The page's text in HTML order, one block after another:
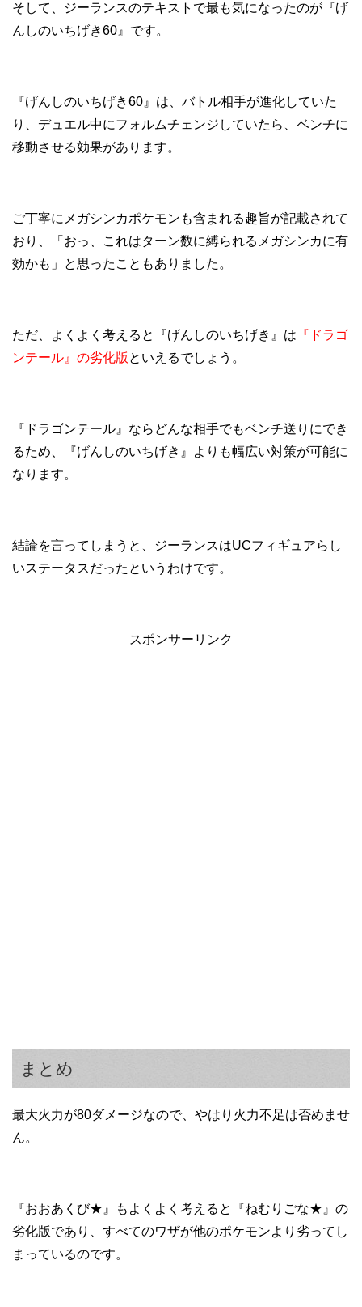
そして、ジーランスのテキストで最も気になったのが『げ
んしのいちげき60』です。
『げんしのいちげき60』は、バトル相手が進化していた
り、デュエル中にフォルムチェンジしていたら、ベンチに
移動させる効果があります。
ご丁寧にメガシンカポケモンも含まれる趣旨が記載されて
おり、「おっ、これはターン数に縛られるメガシンカに有
効かも」と思ったこともありました。
ただ、よくよく考えると『げんしのいちげき』は 『ドラゴ
ンテール』の劣化版 といえるでしょう。
『ドラゴンテール』ならどんな相手でもベンチ送りにでき
るため、『げんしのいちげき』よりも幅広い対策が可能に
なります。
結論を言ってしまうと、ジーランスはUCフィギュアらし
いステータスだったというわけです。
スポンサーリンク
まとめ
最大火力が80ダメージなので、やはり火力不足は否めませ
ん。
『おおあくび★』もよくよく考えると『ねむりごな★』の
劣化版であり、すべてのワザが他のポケモンより劣ってし
まっているのです。